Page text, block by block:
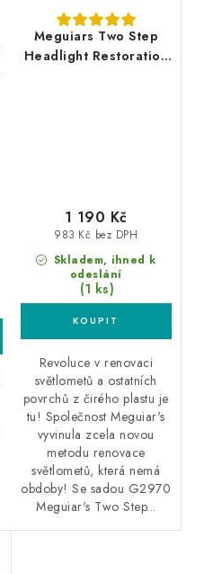
Meguiars Two Step
Headlight Restoration
Skladem, ihned k
odeslání
(1 ks)
983 Kč bez DPH
1 190 Kč
Revoluce v renovaci
světlometů a ostatních
povrchů z čirého plastu je
tu! Společnost Meguiar's
vyvinula zcela novou
metodu renovace
světlometů, která nemá
obdoby! Se sadou G2970
Meguiar's Two Step...